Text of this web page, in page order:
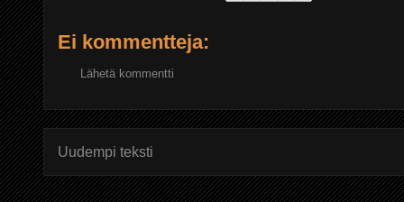
Ei kommentteja:
Lähetä kommentti
Uudempi teksti